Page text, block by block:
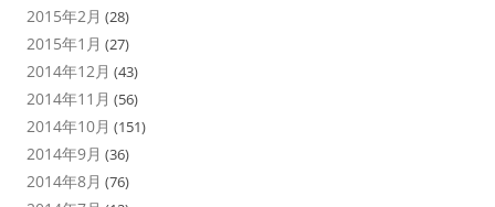
2015年2月 (28)
2015年1月 (27)
2014年12月 (43)
2014年11月 (56)
2014年10月 (151)
2014年9月 (36)
2014年8月 (76)